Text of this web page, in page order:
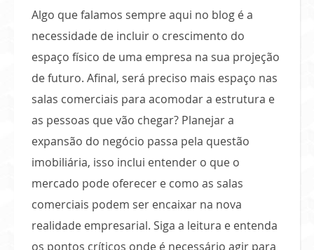
Algo que falamos sempre aqui no blog é a
necessidade de incluir o crescimento do
espaço físico de uma empresa na sua projeção
de futuro. Afinal, será preciso mais espaço nas
salas comerciais para acomodar a estrutura e
as pessoas que vão chegar? Planejar a
expansão do negócio passa pela questão
imobiliária, isso inclui entender o que o
mercado pode oferecer e como as salas
comerciais podem ser encaixar na nova
realidade empresarial. Siga a leitura e entenda
os pontos críticos onde é necessário agir para